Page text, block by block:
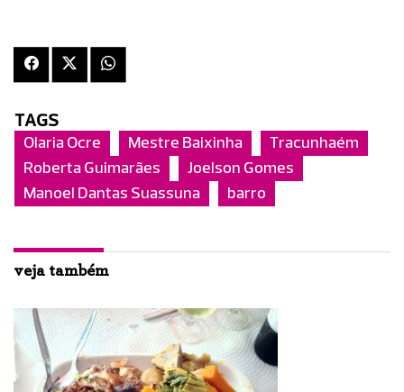
TAGS
Olaria Ocre Mestre Baixinha
Tracunhaém
Roberta Guimarães
Joelson Gomes
Manoel Dantas Suassuna
barro
veja também